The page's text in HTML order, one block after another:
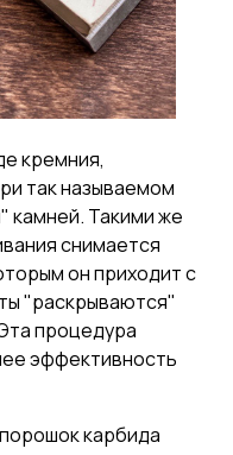
кремния,
так называемом
камней. Такими же
снимается
он приходит с
"раскрываются"
процедура
эффективность
карбида